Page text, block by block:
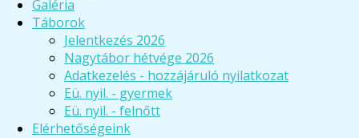
Galéria
Táborok
Jelentkezés 2026
Nagytábor hétvége 2026
Adatkezelés - hozzájáruló nyilatkozat
Eü. nyil. - gyermek
Eü. nyil. - felnőtt
Elérhetőségeink